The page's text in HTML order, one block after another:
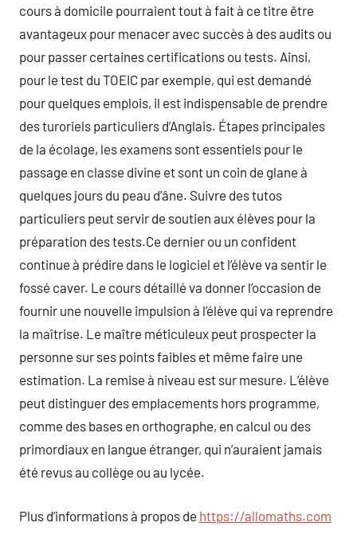
cours à domicile pourraient tout à fait à ce titre être
avantageux pour menacer avec succès à des audits ou
pour passer certaines certifications ou tests. Ainsi,
pour le test du TOEIC par exemple, qui est demandé
pour quelques emplois, il est indispensable de prendre
des turoriels particuliers d’Anglais. Étapes principales
de la écolage, les examens sont essentiels pour le
passage en classe divine et sont un coin de glane à
quelques jours du peau d’âne. Suivre des tutos
particuliers peut servir de soutien aux élèves pour la
préparation des tests.Ce dernier ou un confident
continue à prédire dans le logiciel et l’élève va sentir le
fossé caver. Le cours détaillé va donner l’occasion de
fournir une nouvelle impulsion à l’élève qui va reprendre
la maîtrise. Le maître méticuleux peut prospecter la
personne sur ses points faibles et même faire une
estimation. La remise à niveau est sur mesure. L’élève
peut distinguer des emplacements hors programme,
comme des bases en orthographe, en calcul ou des
primordiaux en langue étranger, qui n’auraient jamais
été revus au collège ou au lycée.
Plus d’informations à propos de https://allomaths.com